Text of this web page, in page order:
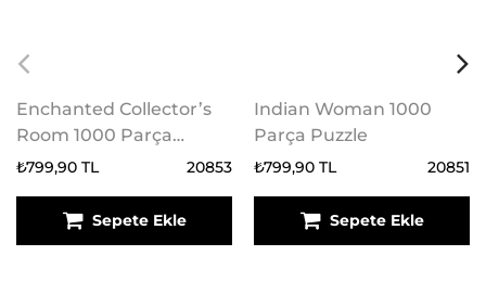
Enchanted Collector’s
Room 1000 Parça
Puzzle
₺799,90 TL 20853
Sepete Ekle
Indian Woman 1000
Parça Puzzle
₺799,90 TL 20851
Sepete Ekle